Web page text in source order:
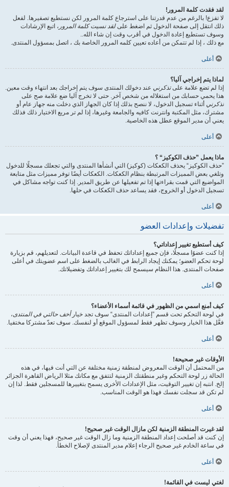
لقد فقدت كلمة المرور!
لا تفزع! بالرغم من عدم قدرتنا على استرجاع كلمة المرور لكن نستطيع تصفيرها. لفعل
ذلك انتقل إلى صفحة الدخول ثم اضغط علىلقد نسيت كلمة المرور ، اتبع الإرشادات
وسوف تستطيع إعادة الدخول في أقرب وقت إن شاء الله..
مع ذلك ، إذا لم تتمكن من أعاده تعيين كلمه المرور الخاصة بك ، اتصل بمسؤول المنتدى.
أعلى
لماذا يتم إخراجي آليا؟
إذا لم تضع علامة علىتذكرني عند دخولك المنتدى سوف يتم إخراجك بعد انتهاء وقت معين.
هذا يحمي حسابك من استغلاله من شخص آخر. حتى لا تخرج آليا ضع علامة صح على
تذكرني أثناء تسجيل الدخول، لا ننصح بذلك إذا كان الجهاز الذي دخلت منه جهاز عام أو
مشترك، مثل المكتبة وانترنت كافيه والجامعة وغيرها، إذا لم تر مربع الاختيار ذلك فذلك
يعني أن مدير الموقع عطل هذه الخاصية.
أعلى
ماذا يعمل ”حذف الكوكيز“ ؟
”حذف الكوكيز“ يحذف الكعكات (كوكيز) التي أنشأها المنتدى والتي تجعلك مسجلًا للدخول
وتلغي بعض المميزات المرتبطة بنظام الكعكات. الكعكات أيضًا توفر مميزات مثل متابعة
المواضيع التي قمت بقراءتها إذا تم تفعيلها عن طريق المدير. إذا كنت تواجه مشاكل في
تسجيل الدخول أو الخروج، فقد يساعد حذف الكعكات في حلها.
أعلى
تفضيلات وإعدادات العضو
كيف أستطيع تغيير إعداداتي؟
إذا كنت عضوًا مسجلًا، فإن جميع إعداداتك تحفظ في قاعدة البيانات. لتعديلهم، قم بزيارة
لوحة تحكم العضو؛ يمكنك إيجاد الرابط في الغالب بالضغط على اسم عضويتك في أعلى
صفحات المنتدى. هذا النظام سيسمح لك بتغيير إعداداتك وتفضيلاتك.
أعلى
كيف أمنع اسمي من الظهور في قائمة أسماء الأعضاء؟
في لوحة التحكم تحت قسم ”إعدادات المنتدى“ سوف تجد خيارأخف حالتي في المنتدى،
فعَّل هذا الخيار وسوف تظهر فقط لمسؤول الموقع أو لنفسك. سوف تعدّ مشتركا مختفيا.
أعلى
الأوقات غير صحيحة!
من المحتمل أن الوقت المعروض لمنطقة زمنية مختلفة عن التي أنت فيها، في هذه
الحالة زر لوحة التحكم وغير منطقتك الزمنية لتتفق مع مكانك مثلا الرياض القاهرة الجزائر
إلخ. انتبه إن تغيير التوقيت، مثل الإعدادات الأخرى يسمح بتغييرها للمسجلين فقط. لذا إن
لم تكن قد سجلت نفسك فهذا هو الوقت المناسب.
أعلى
لقد غيرت المنطقة الزمنية لكن مازال الوقت غير صحيح!
إن كنت قد أصلحت إعداد المنطقة الزمنية وما زال الوقت غير صحيح، فهذا يعني أن وقت
في ساعة الخادم غير صحيح الرجاء إعلام مدير المنتدى لإصلاح الخطأ.
أعلى
لغتي ليست في القائمة!